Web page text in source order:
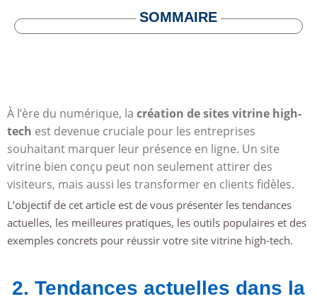
SOMMAIRE
À l’ère du numérique, la création de sites vitrine high-
tech est devenue cruciale pour les entreprises
souhaitant marquer leur présence en ligne. Un site
vitrine bien conçu peut non seulement attirer des
visiteurs, mais aussi les transformer en clients fidèles.
L’objectif de cet article est de vous présenter les tendances
actuelles, les meilleures pratiques, les outils populaires et des
exemples concrets pour réussir votre site vitrine high-tech.
2. Tendances actuelles dans la